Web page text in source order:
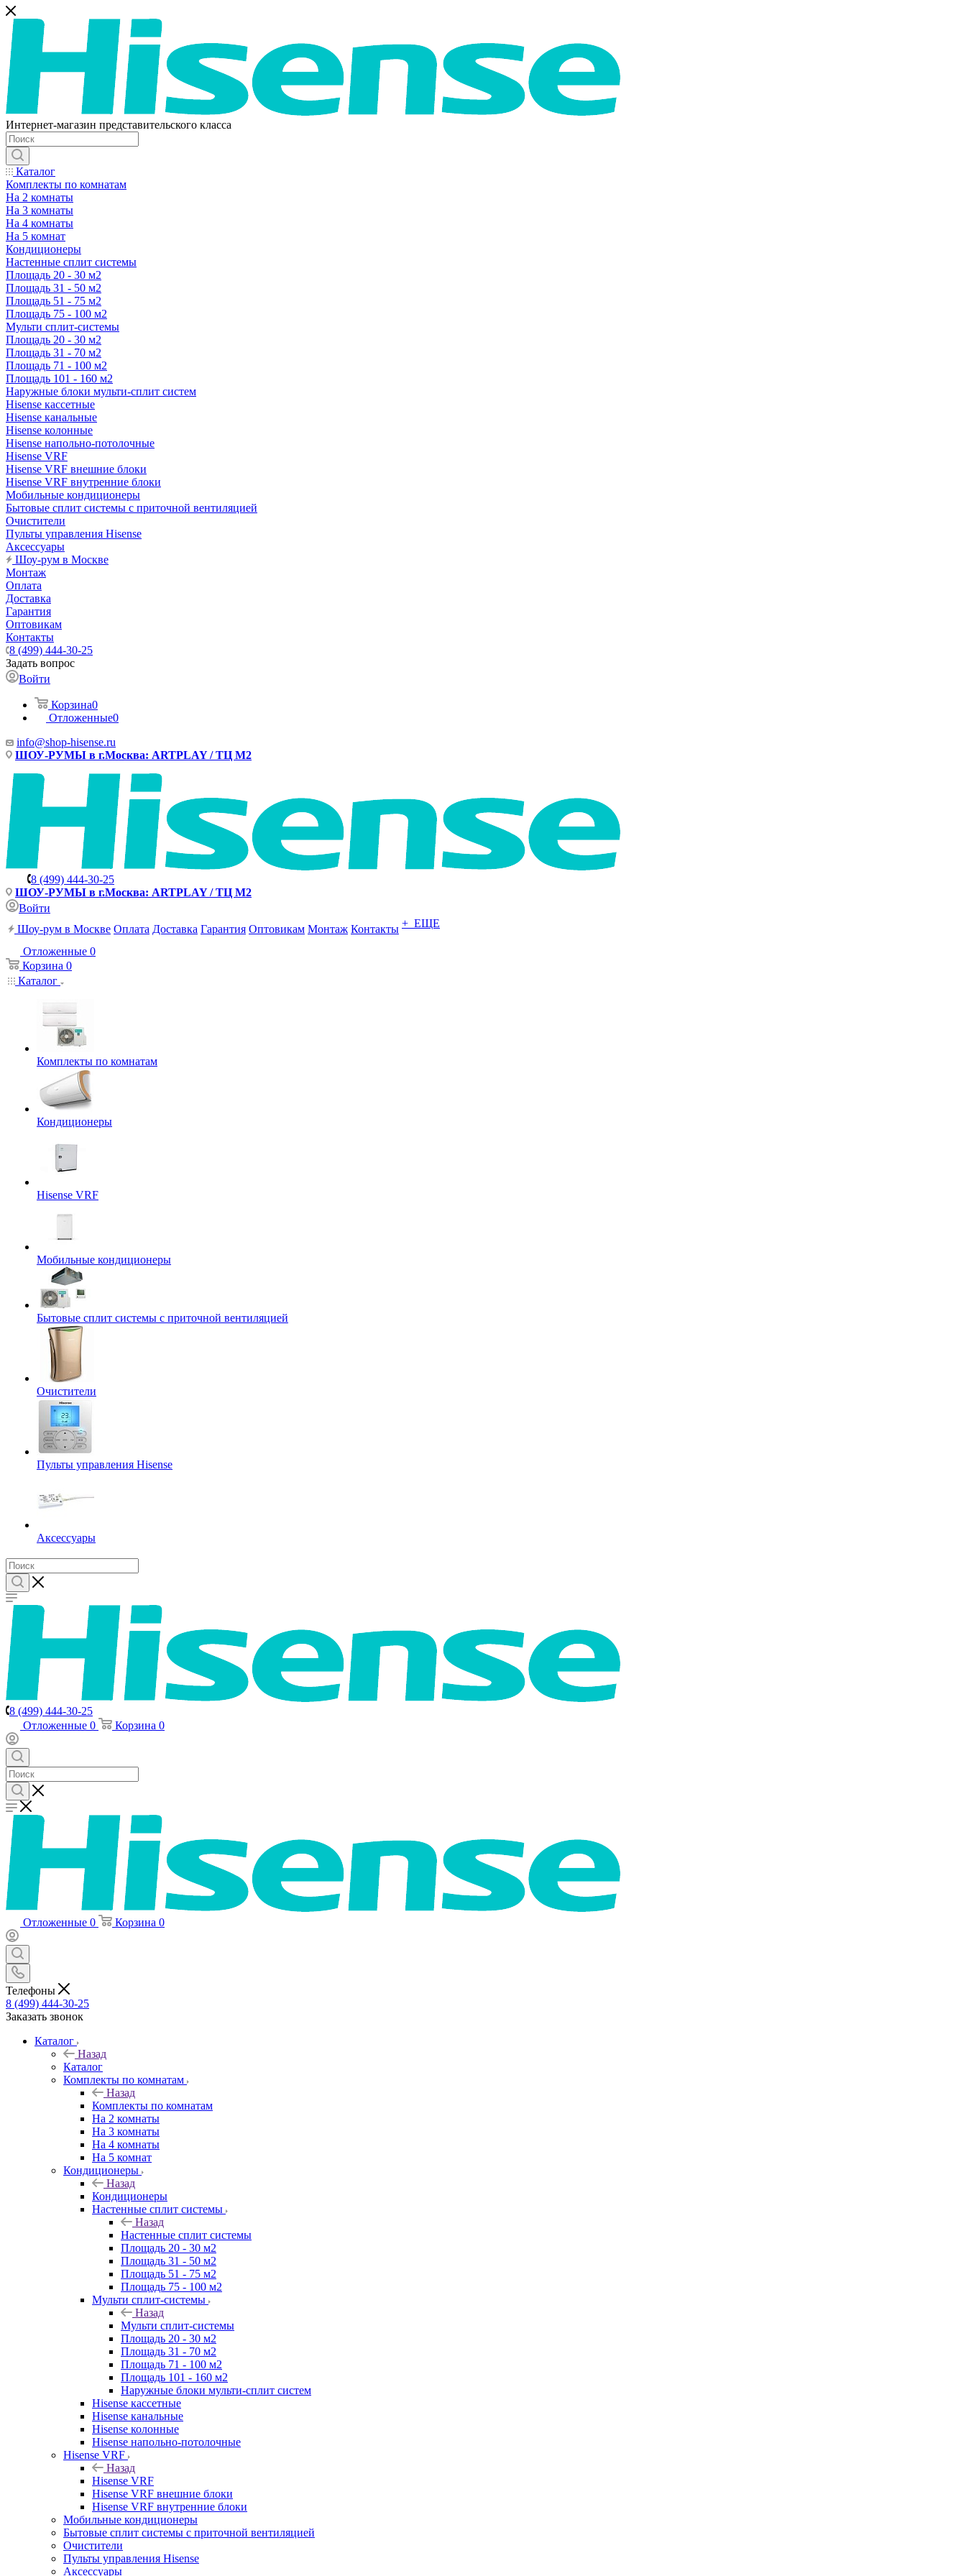
Интернет-магазин представительского класса
Каталог
Комплекты по комнатам
На 2 комнаты
На 3 комнаты
На 4 комнаты
На 5 комнат
Кондиционеры
Настенные сплит системы
Площадь 20 - 30 м2
Площадь 31 - 50 м2
Площадь 51 - 75 м2
Площадь 75 - 100 м2
Мульти сплит-системы
Площадь 20 - 30 м2
Площадь 31 - 70 м2
Площадь 71 - 100 м2
Площадь 101 - 160 м2
Наружные блоки мульти-сплит систем
Hisense кассетные
Hisense канальные
Hisense колонные
Hisense напольно-потолочные
Hisense VRF
Hisense VRF внешние блоки
Hisense VRF внутренние блоки
Мобильные кондиционеры
Бытовые сплит системы с приточной вентиляцией
Очистители
Пульты управления Hisense
Аксессуары
Шоу-рум в Москве
Монтаж
Оплата
Доставка
Гарантия
Оптовикам
Контакты
8 (499) 444-30-25
Задать вопрос
Войти
Корзина0
Отложенные0
info@shop-hisense.ru
ШОУ-РУМЫ в г.Москва: ARTPLAY / ТЦ М2
8 (499) 444-30-25
ШОУ-РУМЫ в г.Москва: ARTPLAY / ТЦ М2
Войти
Шоу-рум в Москве Оплата Доставка Гарантия Оптовикам Монтаж Контакты + ЕЩЕ
Отложенные 0
Корзина 0
Каталог
Комплекты по комнатам
Кондиционеры
Hisense VRF
Мобильные кондиционеры
Бытовые сплит системы с приточной вентиляцией
Очистители
Пульты управления Hisense
Аксессуары
8 (499) 444-30-25
Отложенные 0 Корзина 0
Отложенные 0 Корзина 0
Телефоны
8 (499) 444-30-25
Заказать звонок
Каталог
Назад
Каталог
Комплекты по комнатам
Назад
Комплекты по комнатам
На 2 комнаты
На 3 комнаты
На 4 комнаты
На 5 комнат
Кондиционеры
Назад
Кондиционеры
Настенные сплит системы
Назад
Настенные сплит системы
Площадь 20 - 30 м2
Площадь 31 - 50 м2
Площадь 51 - 75 м2
Площадь 75 - 100 м2
Мульти сплит-системы
Назад
Мульти сплит-системы
Площадь 20 - 30 м2
Площадь 31 - 70 м2
Площадь 71 - 100 м2
Площадь 101 - 160 м2
Наружные блоки мульти-сплит систем
Hisense кассетные
Hisense канальные
Hisense колонные
Hisense напольно-потолочные
Hisense VRF
Назад
Hisense VRF
Hisense VRF внешние блоки
Hisense VRF внутренние блоки
Мобильные кондиционеры
Бытовые сплит системы с приточной вентиляцией
Очистители
Пульты управления Hisense
Аксессуары